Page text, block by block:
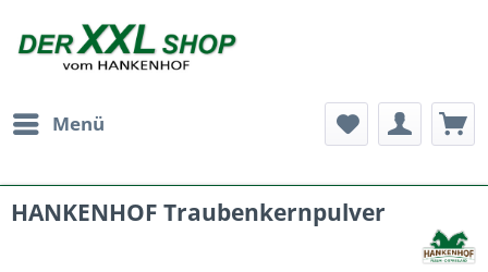
Menü
HANKENHOF Traubenkernpulver